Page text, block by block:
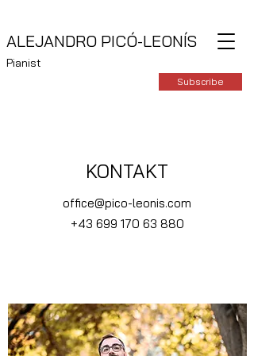
ALEJANDRO PICÓ-LEONÍS
Pianist
Subscribe
KONTAKT
office@pico-leonis.com
+43 699 170 63 880